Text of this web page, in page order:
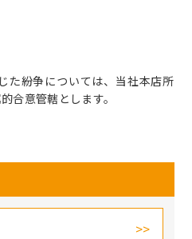
た紛争については、当社本店所
合意管轄とします。